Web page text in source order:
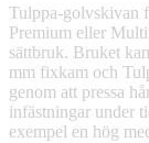
Tulppa-golvskivan
Premium eller
sättbruk. Bruket
mm fixkam och
genom att pressa
infästningar under
exempel en hög